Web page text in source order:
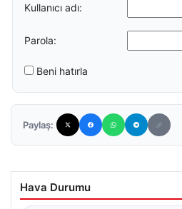
Kullanıcı adı:
Parola:
Beni hatırla
Paylaş:
Hava Durumu